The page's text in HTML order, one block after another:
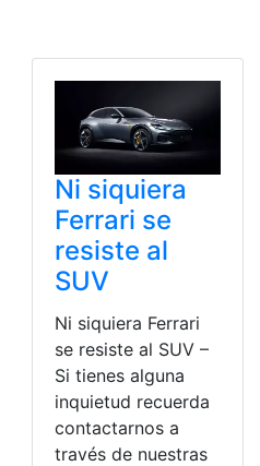
Ni siquiera
Ferrari se
resiste al
SUV
Ni siquiera Ferrari
se resiste al SUV –
Si tienes alguna
inquietud recuerda
contactarnos a
través de nuestras